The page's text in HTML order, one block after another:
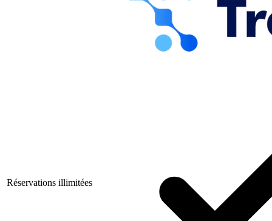
Réservations illimitées